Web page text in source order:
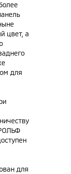
цвет, а
для
для